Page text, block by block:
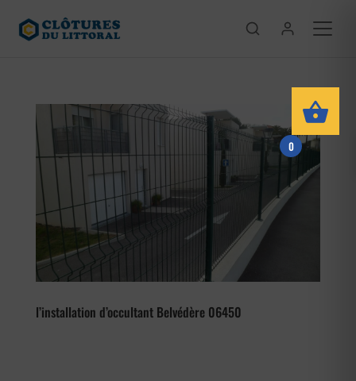
l’installation d’occultant Belvédère 06450
0